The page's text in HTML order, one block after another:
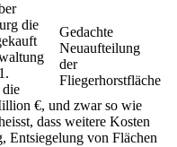
Gedachte
Neuaufteilung
der
Fliegerhorstfläche
die
die
€, und zwar so wie
dass weitere Kosten
Entsiegelung von Flächen